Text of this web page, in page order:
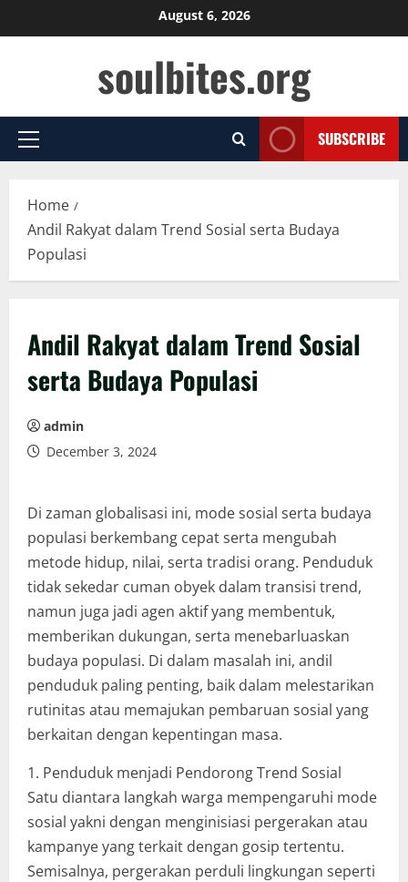
to
August 6, 2026
soulbites.org
Primary
SUBSCRIBE
Home
Andil Rakyat dalam Trend Sosial serta Budaya
Populasi
Andil Rakyat dalam Trend Sosial
serta Budaya Populasi
admin
December 3, 2024
Di zaman globalisasi ini, mode sosial serta budaya
populasi berkembang cepat serta mengubah
metode hidup, nilai, serta tradisi orang. Penduduk
tidak sekedar cuman obyek dalam transisi trend,
namun juga jadi agen aktif yang membentuk,
memberikan dukungan, serta menebarluaskan
budaya populasi. Di dalam masalah ini, andil
penduduk paling penting, baik dalam melestarikan
rutinitas atau memajukan pembaruan sosial yang
berkaitan dengan kepentingan masa.
1. Penduduk menjadi Pendorong Trend Sosial
Satu diantara langkah warga mempengaruhi mode
sosial yakni dengan menginisiasi pergerakan atau
kampanye yang terkait dengan gosip tertentu.
Semisalnya, pergerakan perduli lingkungan seperti